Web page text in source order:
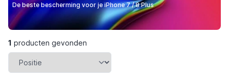
De beste bescherming voor je iPhone 7 / 8 Plus
1 producten gevonden